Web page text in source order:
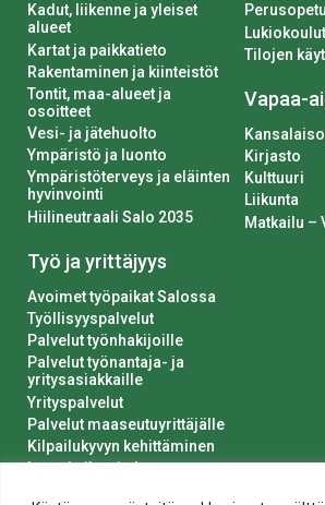
Kadut, liikenne ja yleiset
alueet
Kartat ja paikkatieto
Rakentaminen ja kiinteistöt
Tontit, maa-alueet ja
osoitteet
Vesi- ja jätehuolto
Ympäristö ja luonto
Ympäristöterveys ja eläinten
hyvinvointi
Hiilineutraali Salo 2035
Työ ja yrittäjyys
Avoimet työpaikat Salossa
Työllisyyspalvelut
Palvelut työnhakijoille
Palvelut työnantaja- ja
yritysasiakkaille
Yrityspalvelut
Palvelut maaseutuyrittäjälle
Kilpailukyvyn kehittäminen
Luvat ja ilmoitukset
Tilojen
Vapaa-
Kirjasto
Kulttuuri
Liikunta
Matkailu –